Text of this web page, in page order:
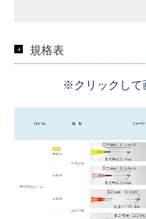
規格表
※クリックして